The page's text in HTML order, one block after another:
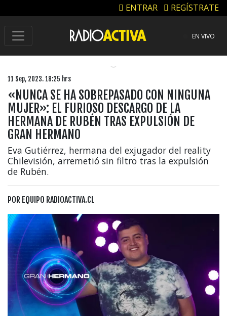
ENTRAR REGÍSTRATE
EN VIVO
11 Sep, 2023. 18:25 hrs
«NUNCA SE HA SOBREPASADO CON NINGUNA
MUJER»: EL FURIOSO DESCARGO DE LA
HERMANA DE RUBÉN TRAS EXPULSIÓN DE
GRAN HERMANO
Eva Gutiérrez, hermana del exjugador del reality
Chilevisión, arremetió sin filtro tras la expulsión
de Rubén.
POR EQUIPO RADIOACTIVA.CL